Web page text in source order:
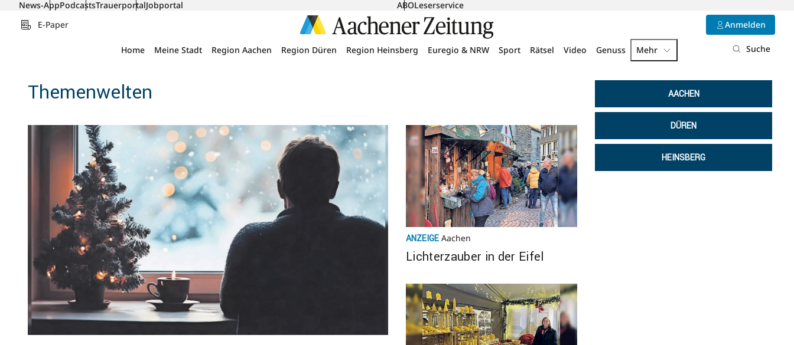
News-AppPodcastsTrauerportalJobportal ABOLeserservice
E-Paper
Anmelden
Home Meine Stadt Region Aachen Region Düren Region Heinsberg Euregio & NRW Sport Rätsel Video Genuss Mehr Suche
Themenwelten
ANZEIGE Aachen
Lich­ter­zauber in der Eifel
AACHEN
DÜREN
HEINSBERG